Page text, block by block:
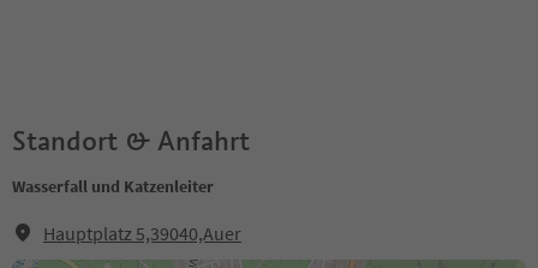
Standort & Anfahrt
Wasserfall und Katzenleiter
Hauptplatz 5,39040,Auer